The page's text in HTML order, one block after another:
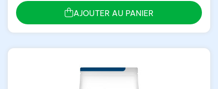
AJOUTER AU PANIER